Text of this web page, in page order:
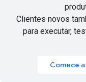
Clientes novos
para executar,
Comece